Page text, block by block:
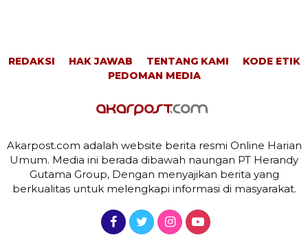
REDAKSI HAK JAWAB TENTANG KAMI
KODE ETIK
PEDOMAN MEDIA
Akarpost.com adalah website berita resmi Online Harian
Umum. Media ini berada dibawah naungan PT Herandy
Gutama Group, Dengan menyajikan berita yang
berkualitas untuk melengkapi informasi di masyarakat.